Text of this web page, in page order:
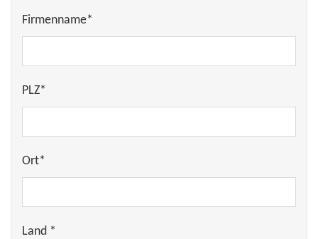
Firmenname*
PLZ*
Ort*
Land *